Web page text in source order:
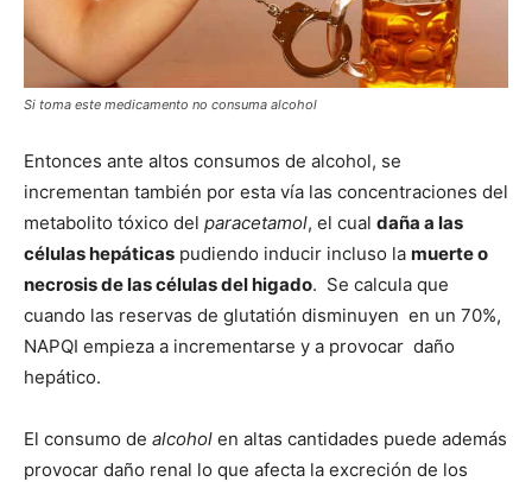
Si toma este medicamento no consuma alcohol
Entonces ante altos consumos de alcohol, se
incrementan también por esta vía las concentraciones del
metabolito tóxico del paracetamol, el cual daña a las
células hepáticas pudiendo inducir incluso la muerte o
necrosis de las células del higado. Se calcula que
cuando las reservas de glutatión disminuyen en un 70%,
NAPQI empieza a incrementarse y a provocar daño
hepático.
El consumo de alcohol en altas cantidades puede además
provocar daño renal lo que afecta la excreción de los